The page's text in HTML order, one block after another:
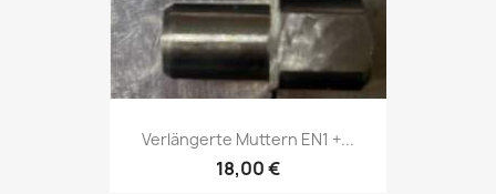
Verlängerte Muttern EN1 +...
18,00 €